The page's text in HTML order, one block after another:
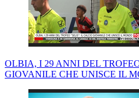
OLBIA, I 29 ANNI DEL
GIOVANILE CHE UNISCE IL